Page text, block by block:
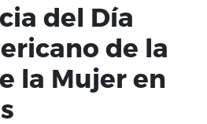
del Día
de la
la Mujer en